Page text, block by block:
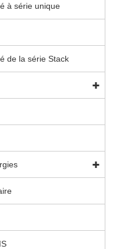
à série unique
de la série Stack